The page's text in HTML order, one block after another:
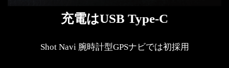
充電はUSB Type-C
Shot Navi 腕時計型GPSナビでは初採用